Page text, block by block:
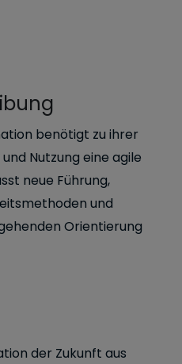
benötigt zu ihrer
Nutzung eine agile
neue Führung,
und
Orientierung
der Zukunft aus